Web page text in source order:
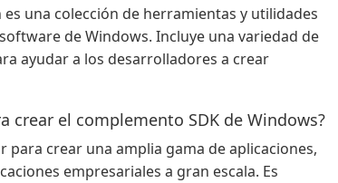
una colección de herramientas y utilidades
de Windows. Incluye una variedad de
ayudar a los desarrolladores a crear
crear el complemento SDK de Windows?
para crear una amplia gama de aplicaciones,
empresariales a gran escala. Es